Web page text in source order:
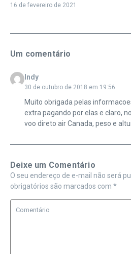
16 de fevereiro de 2021
Um comentário
Indy
30 de outubro de 2018 em 19:56
Muito obrigada pelas
extra pagando por elas e claro,
voo direto air Canada, peso e
Deixe um Comentário
O seu endereço de e-mail não será
obrigatórios são marcados com *